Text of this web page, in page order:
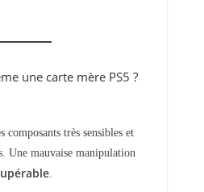
une carte mère PS5 ?
composants très sensibles et
Une mauvaise manipulation
.